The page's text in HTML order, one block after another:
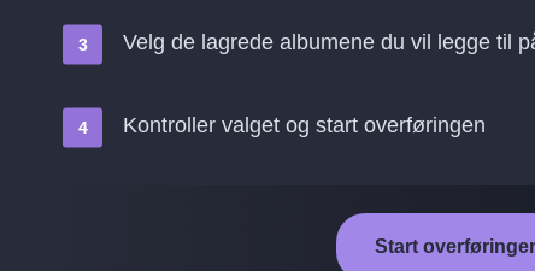
Velg de lagrede albumene du vil legge til
Kontroller valget og start overføringen
Start